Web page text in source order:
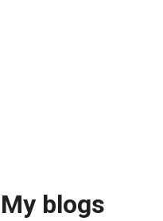
My blogs